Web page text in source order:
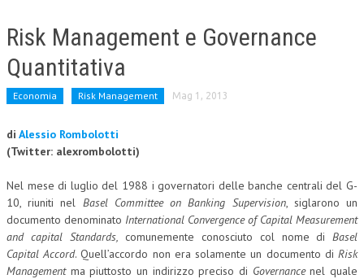
Risk Management e Governance
Quantitativa
Economia Risk Management Mag 1, 2013
di Alessio Rombolotti
(Twitter: alexrombolotti)
Nel mese di luglio del 1988 i governatori delle banche centrali del G-
10, riuniti nel Basel Committee on Banking Supervision, siglarono un
documento denominato International Convergence of Capital Measurement
and capital Standards, comunemente conosciuto col nome di Basel
Capital Accord. Quell’accordo non era solamente un documento diRisk
Managementma piuttosto un indirizzo preciso di Governancenel quale